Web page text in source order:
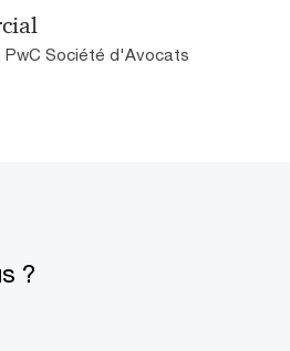
Société d'Avocats
?